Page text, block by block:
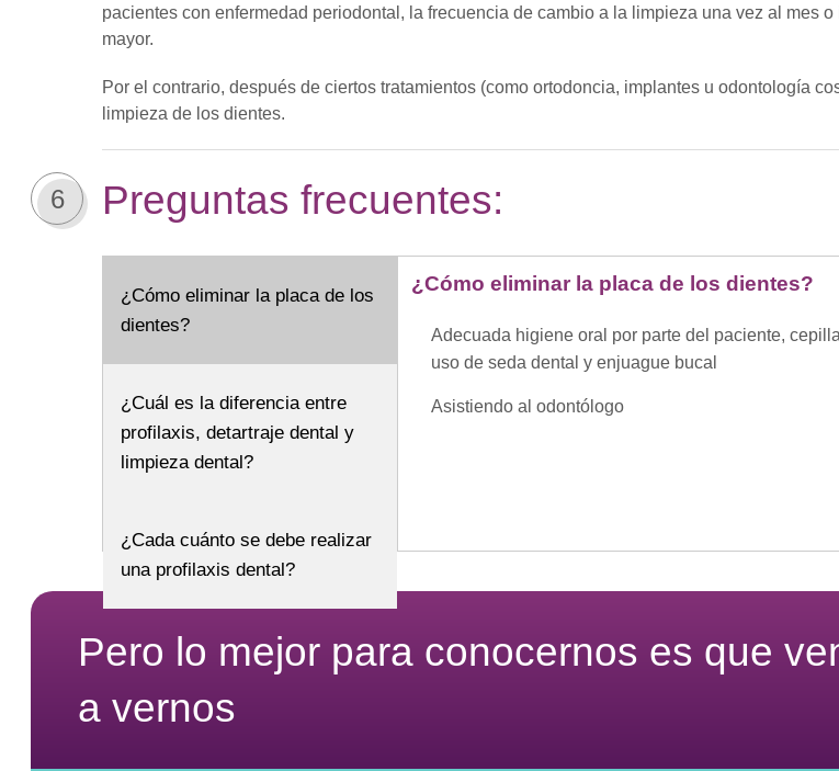
pacientes con enfermedad periodontal, la frecuencia de cambio a la limpieza una vez al mes
mayor.
Por el contrario, después de ciertos tratamientos (como ortodoncia, implantes u odontología
limpieza de los dientes.
6 Preguntas frecuentes:
¿Cómo eliminar la placa de los
dientes?
¿Cuál es la diferencia entre
profilaxis, detartraje dental y
limpieza dental?
¿Cada cuánto se debe realizar
una profilaxis dental?
¿Cómo eliminar la placa de los dientes?
Adecuada higiene oral por parte del paciente,
uso de seda dental y enjuague bucal
Asistiendo al odontólogo
Pero lo mejor para conocernos es que
a vernos